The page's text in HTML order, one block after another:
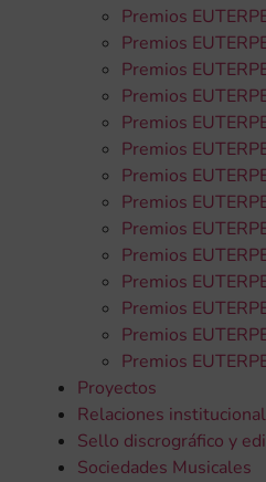
Premios
Premios
Premios
Premios
Premios
Premios
Premios
Premios
Premios
Premios
Premios
Premios
Premios
Premios
Proyectos
Relaciones
Sello discrográfico y
Sociedades Musicales